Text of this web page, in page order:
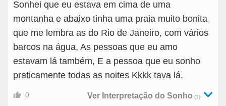
Sonhei que eu estava em cima de uma
montanha e abaixo tinha uma praia muito bonita
que me lembra as do Rio de Janeiro, com vários
barcos na água, As pessoas que eu amo
estavam lá também, E a pessoa que eu sonho
praticamente todas as noites Kkkk tava lá.
0 Ver Interpretação do Sonho (1)